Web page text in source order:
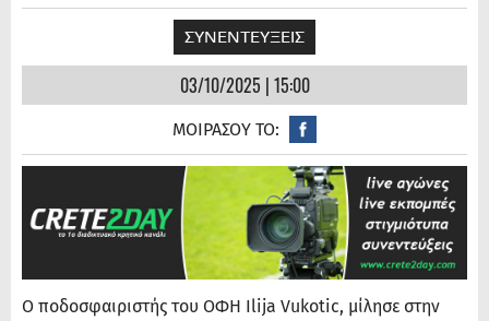
ΣΥΝΕΝΤΕΥΞΕΙΣ
03/10/2025 | 15:00
ΜΟΙΡΑΣΟΥ ΤΟ:
Ο ποδοσφαιριστής του ΟΦΗ Ilija Vukotic, μίλησε στην